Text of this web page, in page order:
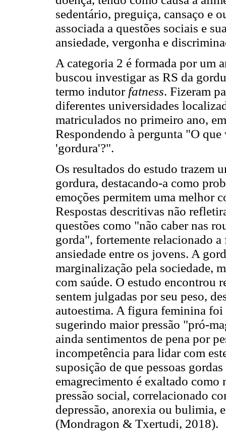
sedentário, preguiça, cansaço e
associada a questões sociais e
ansiedade, vergonha e
A categoria 2 é formada por
buscou investigar as RS da
termo indutor fatness. Fizeram
diferentes universidades
matriculados no primeiro ano,
Respondendo à pergunta "O
'gordura'?".
Os resultados do estudo trazem
gordura, destacando-a como
emoções permitem uma melhor
Respostas descritivas não
questões como "não caber nas
gorda", fortemente relacionado a
ansiedade entre os jovens. A
marginalização pela sociedade,
com saúde. O estudo encontrou
sentem julgadas por seu peso,
autoestima. A figura feminina foi
sugerindo maior pressão "pró-
ainda sentimentos de pena por
incompetência para lidar com
suposição de que pessoas
emagrecimento é exaltado como
pressão social, correlacionado
depressão, anorexia ou bulimia,
(Mondragon & Txertudi, 2018).